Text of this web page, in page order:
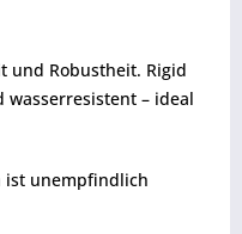
und Robustheit. Rigid
– ideal
ist unempfindlich